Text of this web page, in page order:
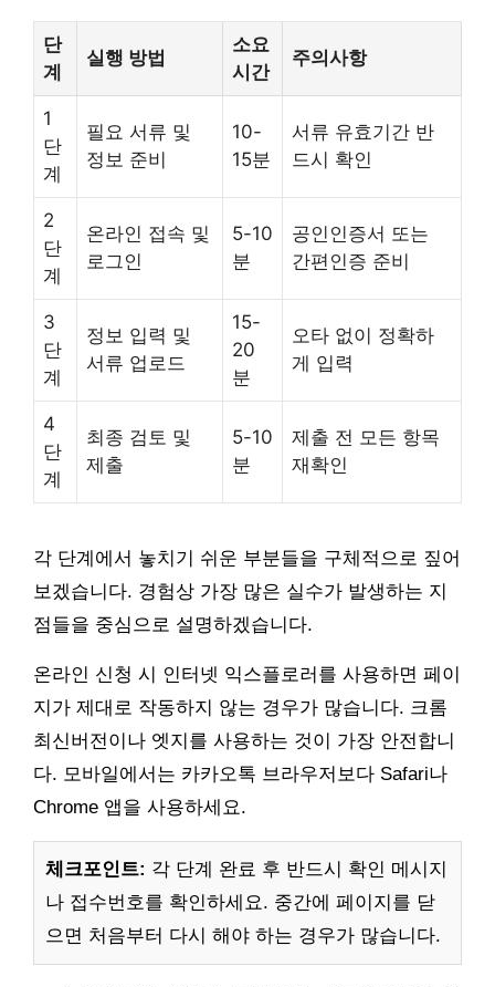
단
계
실행 방법
소요
시간
주의사항
1
단
계
필요 서류 및
정보 준비
10-
15분
서류 유효기간 반
드시 확인
2
단
계
온라인 접속 및
로그인
5-10
분
공인인증서 또는
간편인증 준비
3
단
계
정보 입력 및
서류 업로드
15-
20
분
오타 없이 정확하
게 입력
4
단
계
최종 검토 및
제출
5-10
분
제출 전 모든 항목
재확인
각 단계에서 놓치기 쉬운 부분들을 구체적으로 짚어
보겠습니다. 경험상 가장 많은 실수가 발생하는 지
점들을 중심으로 설명하겠습니다.
온라인 신청 시 인터넷 익스플로러를 사용하면 페이
지가 제대로 작동하지 않는 경우가 많습니다. 크롬
최신버전이나 엣지를 사용하는 것이 가장 안전합니
다. 모바일에서는 카카오톡 브라우저보다 Safari나
Chrome 앱을 사용하세요.
체크포인트: 각 단계 완료 후 반드시 확인 메시지
나 접수번호를 확인하세요. 중간에 페이지를 닫
으면 처음부터 다시 해야 하는 경우가 많습니다.